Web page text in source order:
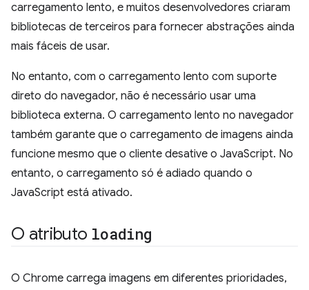
carregamento lento, e muitos desenvolvedores criaram
bibliotecas de terceiros para fornecer abstrações ainda
mais fáceis de usar.
No entanto, com o carregamento lento com suporte
direto do navegador, não é necessário usar uma
biblioteca externa. O carregamento lento no navegador
também garante que o carregamento de imagens ainda
funcione mesmo que o cliente desative o JavaScript. No
entanto, o carregamento só é adiado quando o
JavaScript está ativado.
O atributo loading
O Chrome carrega imagens em diferentes prioridades,